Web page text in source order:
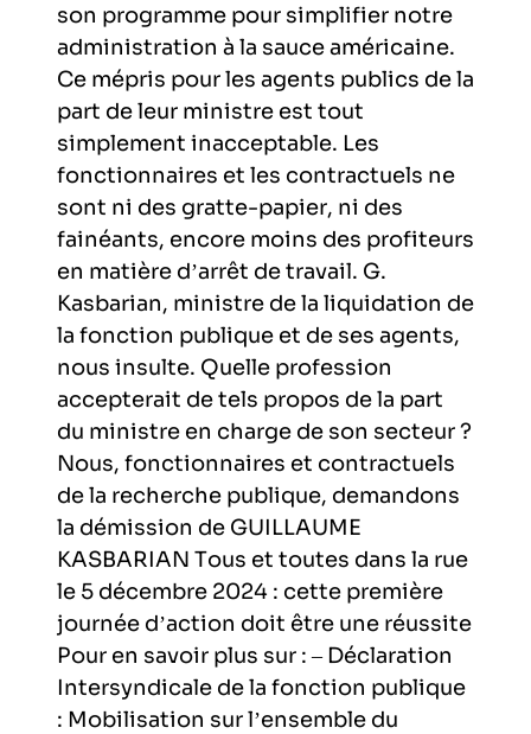
son programme pour simplifier notre
administration à la sauce américaine.
Ce mépris pour les agents publics de la
part de leur ministre est tout
simplement inacceptable. Les
fonctionnaires et les contractuels ne
sont ni des gratte-papier, ni des
fainéants, encore moins des profiteurs
en matière d’arrêt de travail. G.
Kasbarian, ministre de la liquidation de
la fonction publique et de ses agents,
nous insulte. Quelle profession
accepterait de tels propos de la part
du ministre en charge de son secteur ?
Nous, fonctionnaires et contractuels
de la recherche publique, demandons
la démission de GUILLAUME
KASBARIAN Tous et toutes dans la rue
le 5 décembre 2024 : cette première
journée d’action doit être une réussite
Pour en savoir plus sur : – Déclaration
Intersyndicale de la fonction publique
: Mobilisation sur l’ensemble du